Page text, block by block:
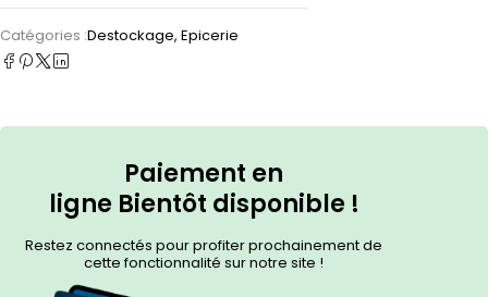
Catégories :Destockage, Epicerie
Paiement en
ligne Bientôt disponible !
Restez connectés pour profiter prochainement de
cette fonctionnalité sur notre site !